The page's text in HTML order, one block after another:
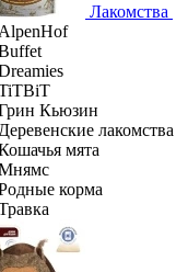
Лакомства
AlpenHof
Кьюзин
Деревенские лакомства
мята
корма